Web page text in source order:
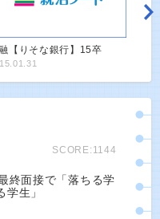
【りそな銀行】15卒
SCORE:1144
終面接で「落ちる学
学生」